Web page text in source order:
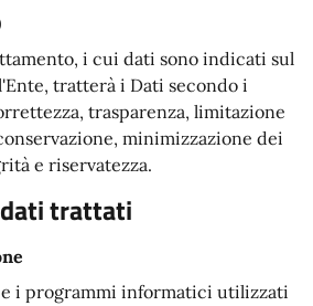
i cui dati sono indicati sul
tratterà i Dati secondo i
trasparenza, limitazione
minimizzazione dei
e riservatezza.
trattati
i programmi informatici utilizzati